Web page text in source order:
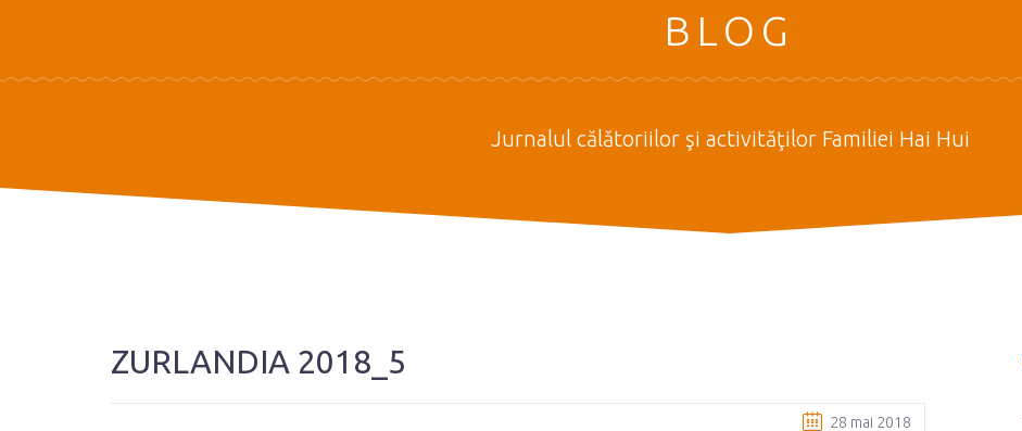
BLOG
Jurnalul călătoriilor şi activităţilor Familiei Hai Hui
ZURLANDIA 2018_5
28 mai 2018